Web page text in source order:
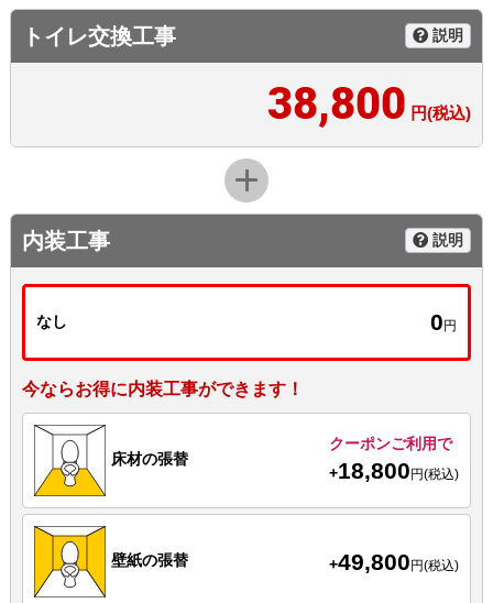
トイレ交換工事 説明
38,800 円(税込)
内装工事 説明
なし 0 円
今ならお得に内装工事ができます！
床材の張替
クーポンご利用で
+18,800 円(税込)
壁紙の張替 +49,800円(税込)